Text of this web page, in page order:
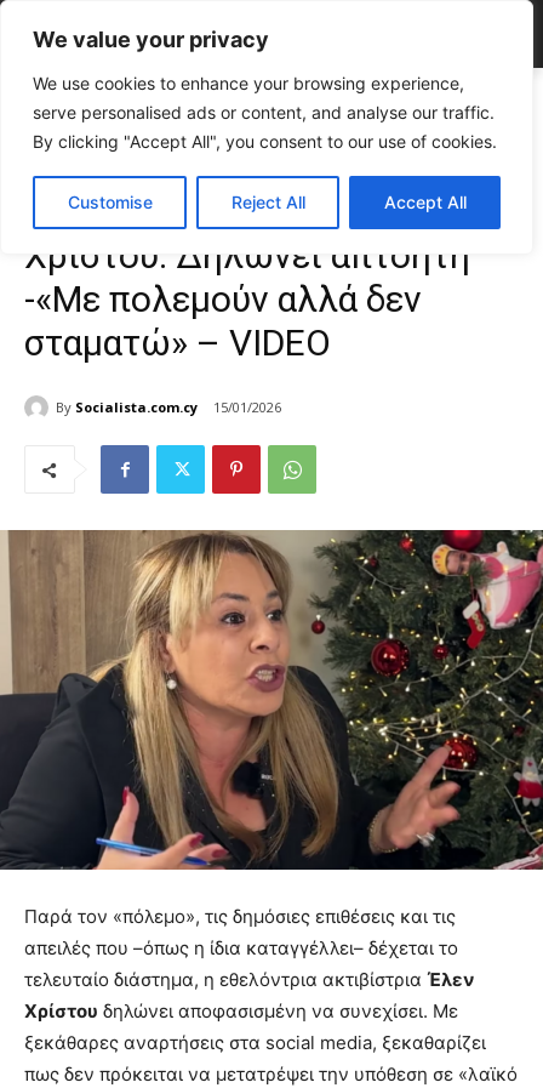
We value your privacy
We use cookies to enhance your browsing experience,
serve personalised ads or content, and analyse our traffic.
By clicking "Accept All", you consent to our use of cookies.
Customise Reject All Accept All
Home TOP NEWS
Σάλος γύρω από την Ελέν Χρίστου: Δηλώνει
απτόητη -«Με πολεμούν αλλά δεν...
Σάλος γύρω από την Ελέν
Χρίστου: Δηλώνει απτόητη
-«Με πολεμούν αλλά δεν
σταματώ» – VIDEO
By Socialista.com.cy 15/01/2026
Παρά τον «πόλεμο», τις δημόσιες επιθέσεις και τις
απειλές που –όπως η ίδια καταγγέλλει– δέχεται το
τελευταίο διάστημα, η εθελόντρια ακτιβίστρια Έλεν
Χρίστου δηλώνει αποφασισμένη να συνεχίσει. Με
ξεκάθαρες αναρτήσεις στα social media, ξεκαθαρίζει
πως δεν πρόκειται να μετατρέψει την υπόθεση σε «λαϊκό